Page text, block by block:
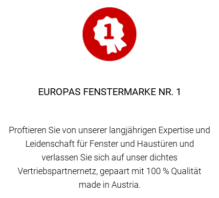
EUROPAS FENSTERMARKE NR. 1
Proftieren Sie von unserer langjährigen Expertise und
Leidenschaft für Fenster und Haustüren und
verlassen Sie sich auf unser dichtes
Vertriebspartnernetz, gepaart mit 100 % Qualität
made in Austria.